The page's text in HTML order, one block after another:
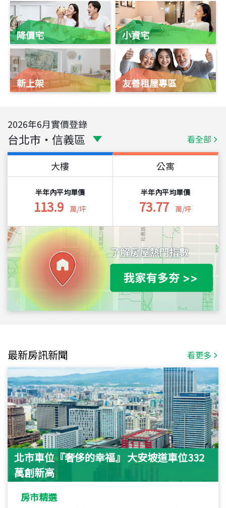
降價宅
新上架
小資宅
友善租屋專區
2026年6月實價登錄
台北市 ・ 信義區 看全部
大樓
半年內平均單價
113.9 萬/坪
公寓
半年內平均單價
73.77 萬/坪
最新房訊新聞 看更多
北市車位『奢侈的幸福』 大安坡道車位332
萬創新高
房市精選